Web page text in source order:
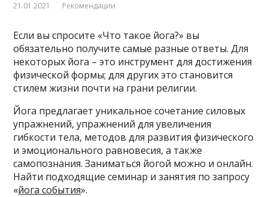
21.01.2021 Рекомендации
Если вы спросите «Что такое йога?» вы
обязательно получите самые разные ответы. Для
некоторых йога – это инструмент для достижения
физической формы; для других это становится
стилем жизни почти на грани религии.
Йога предлагает уникальное сочетание силовых
упражнений, упражнений для увеличения
гибкости тела, методов для развития физического
и эмоционального равновесия, а также
самопознания. Заниматься йогой можно и онлайн.
Найти подходящие семинар и занятия по запросу
«йога события».